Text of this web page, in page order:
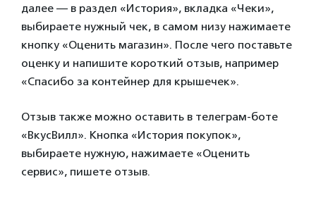
далее — в раздел «История», вкладка «Чеки»,
выбираете нужный чек, в самом низу нажимаете
кнопку «Оценить магазин». После чего поставьте
оценку и напишите короткий отзыв, например
«Спасибо за контейнер для крышечек».
Отзыв также можно оставить в телеграм-боте
«ВкусВилл». Кнопка «История покупок»,
выбираете нужную, нажимаете «Оценить
сервис», пишете отзыв.